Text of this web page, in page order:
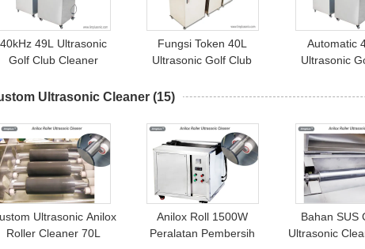
40kHz 49L Ultrasonic
Golf Club Cleaner
400x350x350mm
Fungsi Token 40L
Ultrasonic Golf Club
Tenaga Kerja
Automatic
Ultrasonic
Ultrasonic Cleaner (15)
Ultrasonic Anilox
Roller Cleaner 70L
Anilox Roll 1500W
Peralatan Pembersih
Bahan SUS
Ultrasonic